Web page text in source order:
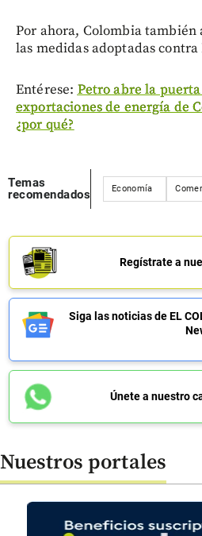
Por ahora, Colombia también
las medidas adoptadas contra
Entérese:Petro abre la
exportaciones de energía de
¿por qué?
Temas
recomendados
Economía
Regístrate a
Siga las noticias de EL
Únete a nuestro
Nuestros portales